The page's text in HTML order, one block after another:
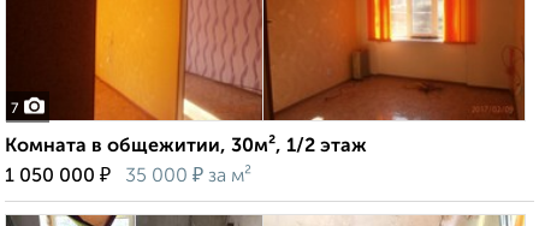
7
Комната в общежитии, 30м², 1/2 этаж
1 050 000 ₽ 35 000 ₽ за м²